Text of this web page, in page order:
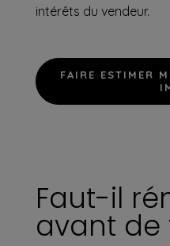
intérêts du vendeur.
FAIRE ESTIMER
Faut-il
avant de